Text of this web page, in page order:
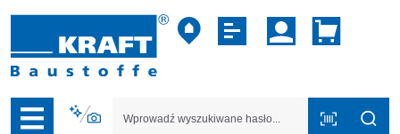
do nawigacji na platformie B2B